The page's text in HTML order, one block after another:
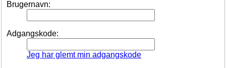
Brugernavn:
Adgangskode:
Jeg har glemt min adgangskode